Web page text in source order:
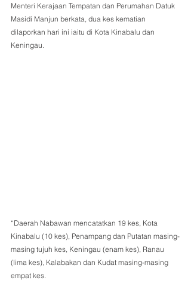
Menteri Kerajaan Tempatan dan Perumahan Datuk
Masidi Manjun berkata, dua kes kematian
dilaporkan hari ini iaitu di Kota Kinabalu dan
Keningau.
“Daerah Nabawan mencatatkan 19 kes, Kota
Kinabalu (10 kes), Penampang dan Putatan masing-
masing tujuh kes, Keningau (enam kes), Ranau
(lima kes), Kalabakan dan Kudat masing-masing
empat kes.